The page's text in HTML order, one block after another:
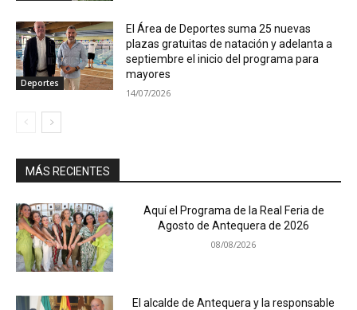
Deportes
El Área de Deportes suma 25 nuevas
plazas gratuitas de natación y adelanta a
septiembre el inicio del programa para
mayores
14/07/2026
MÁS RECIENTES
Aquí el Programa de la Real Feria de
Agosto de Antequera de 2026
08/08/2026
El alcalde de Antequera y la responsable